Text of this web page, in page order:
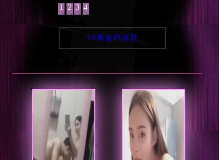
1 2 3 4
36期密码获取